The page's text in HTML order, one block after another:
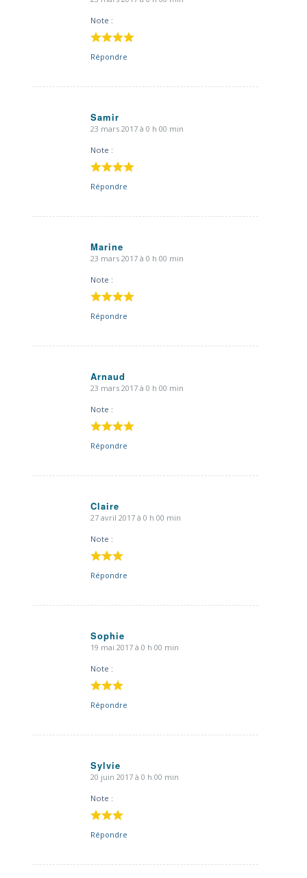
dit
Note :
Répondre
Samir
dit
23 mars 2017 à 0 h 00 min
Note :
Répondre
Marine
dit
23 mars 2017 à 0 h 00 min
Note :
Répondre
Arnaud
dit
23 mars 2017 à 0 h 00 min
Note :
Répondre
Claire
dit
27 avril 2017 à 0 h 00 min
Note :
Répondre
Sophie
dit
19 mai 2017 à 0 h 00 min
Note :
Répondre
Sylvie
dit
20 juin 2017 à 0 h 00 min
Note :
Répondre